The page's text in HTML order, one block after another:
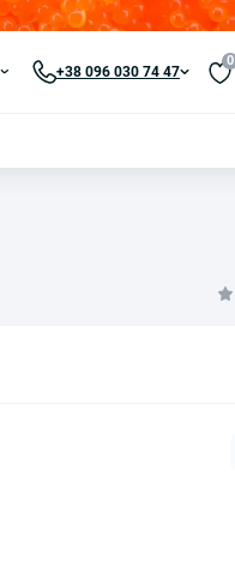
+38 096 030 74 47
0